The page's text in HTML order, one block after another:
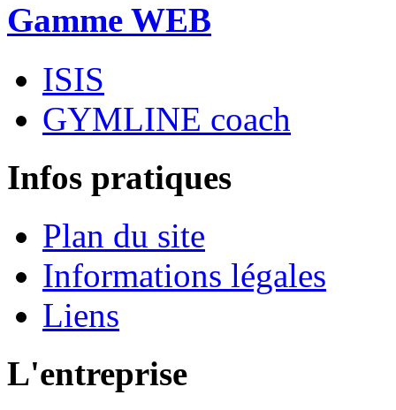
Gamme WEB
ISIS
GYMLINE coach
Infos pratiques
Plan du site
Informations légales
Liens
L'entreprise